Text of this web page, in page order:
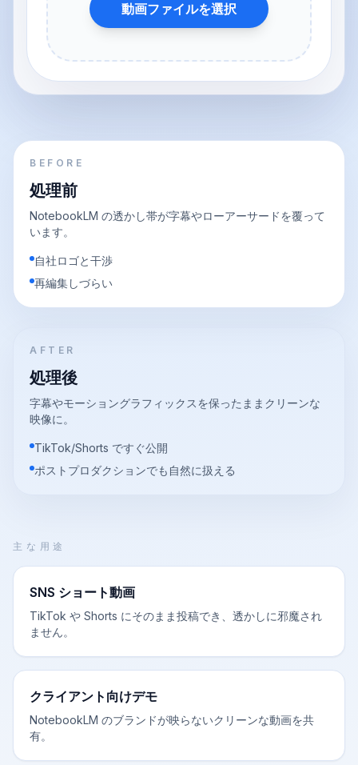
動画ファイルを選択
BEFORE
処理前
NotebookLM の透かし帯が字幕やローアーサードを覆って
います。
自社ロゴと干渉
再編集しづらい
AFTER
処理後
字幕やモーショングラフィックスを保ったままクリーンな
映像に。
TikTok/Shorts ですぐ公開
ポストプロダクションでも自然に扱える
主な用途
SNS ショート動画
TikTok や Shorts にそのまま投稿でき、透かしに邪魔され
ません。
クライアント向けデモ
NotebookLM のブランドが映らないクリーンな動画を共
有。